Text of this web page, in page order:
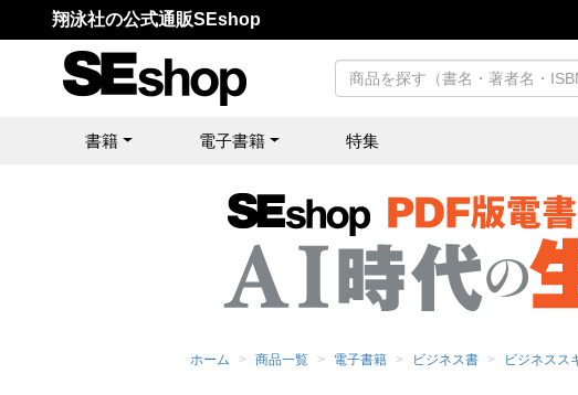
翔泳社の公式通販SEshop
書籍 電子書籍 特集
ホーム 商品一覧 電子書籍 ビジネス書 ビジネスス